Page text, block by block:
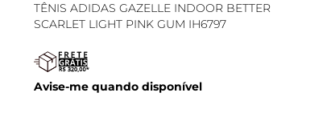
TÊNIS ADIDAS GAZELLE INDOOR BETTER
SCARLET LIGHT PINK GUM IH6797
Avise-me quando disponível